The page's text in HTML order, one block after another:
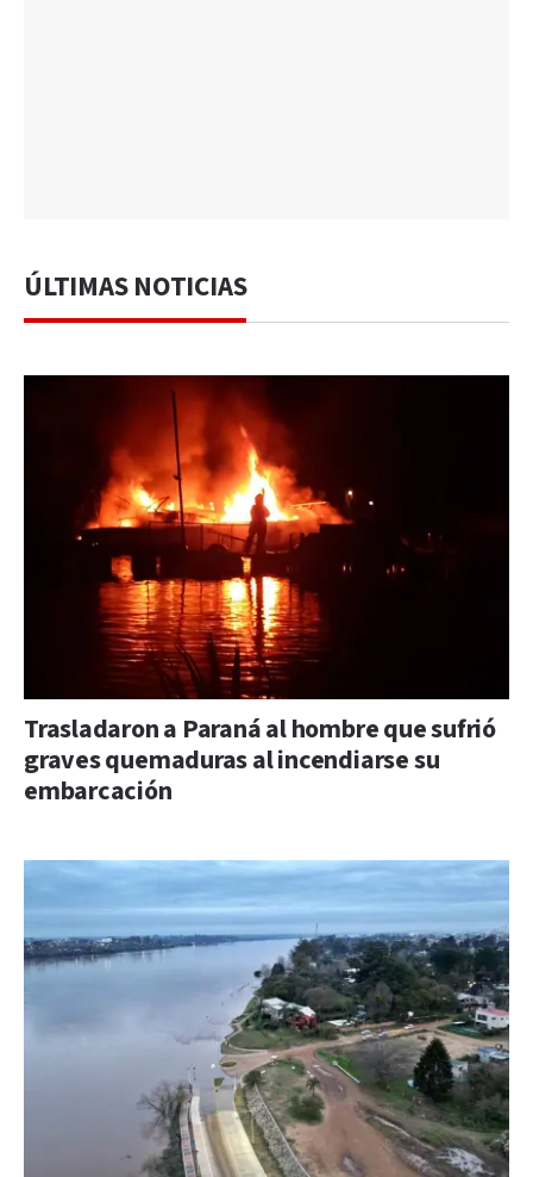
ÚLTIMAS NOTICIAS
Trasladaron a Paraná al hombre que sufrió
graves quemaduras al incendiarse su
embarcación